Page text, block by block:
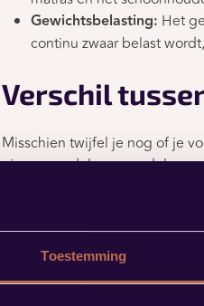
Toestemming
Gewichtsbelasting: Het
continu zwaar belast
Verschil
Misschien twijfel je nog of je
eigen voordelen en nadelen
een boxspring een box met
ledikant in één. Een gewoon
een lattenbodem of
Voordelen van een